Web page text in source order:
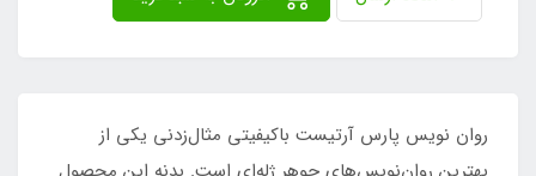
روان نویس پارس آرتیست باکیفیتی مثال‌زدنی یکی از